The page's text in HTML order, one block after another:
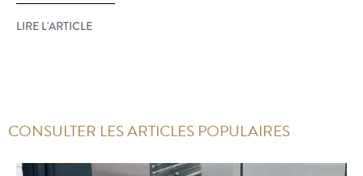
LIRE L'ARTICLE
CONSULTER LES ARTICLES POPULAIRES